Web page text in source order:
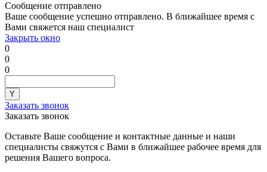
Сообщение отправлено
Ваше сообщение успешно отправлено. В ближайшее время с
Вами свяжется наш специалист
Закрыть окно
0
0
0
Заказать звонок
Заказать звонок
Оставьте Ваше сообщение и контактные данные и наши
специалисты свяжутся с Вами в ближайшее рабочее время для
решения Вашего вопроса.